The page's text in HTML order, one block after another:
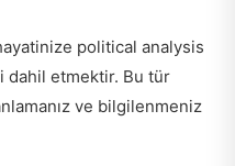
political analysis
etmektir. Bu tür
ve bilgilenmeniz